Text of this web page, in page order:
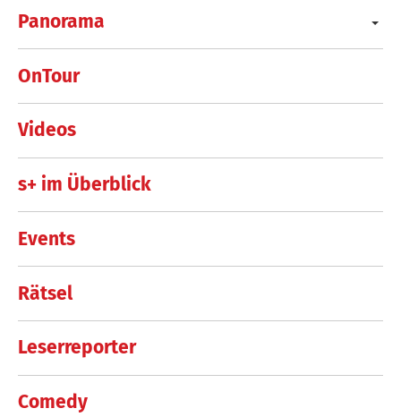
Panorama
OnTour
Videos
s+ im Überblick
Events
Rätsel
Leserreporter
Comedy